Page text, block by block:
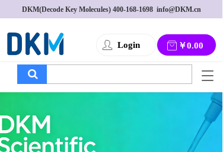
DKM(Decode Key Molecules) 400-168-1698
  info@DKM.cn
Login ￥0.00
T
g
g
l